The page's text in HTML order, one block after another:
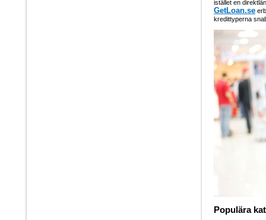
istället en
GetLoan.se
kredittyperna
Populära